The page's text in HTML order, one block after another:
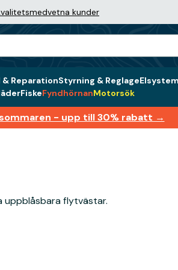
kunder
& ReparationStyrning & Reglage
FiskeFyndhörnanMotorsök
- upp till 30% rabatt →
uppblåsbara flytvästar.